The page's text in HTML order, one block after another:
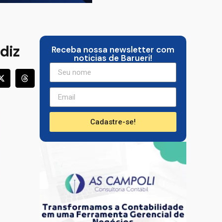
Receba nossa newsletter com
noticias de Barueri!
Cadastre-se!